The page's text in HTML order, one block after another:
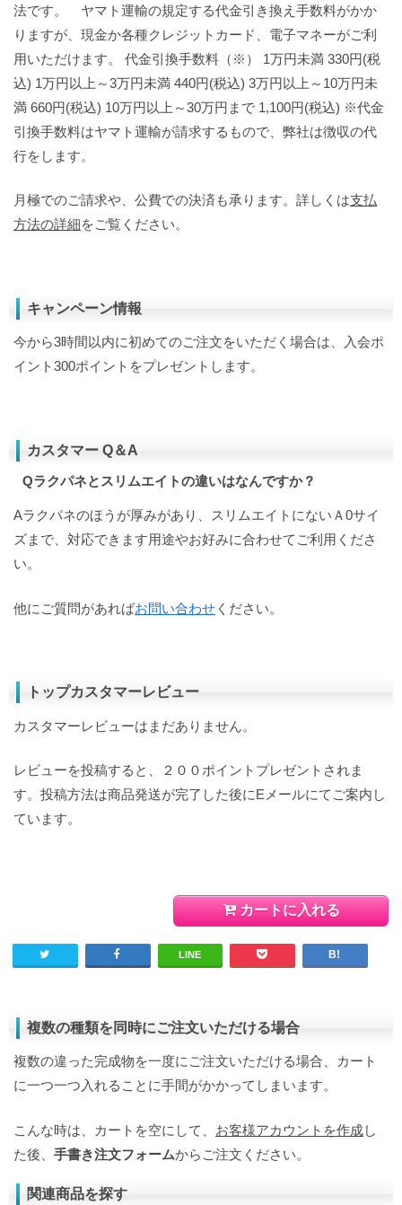
法です。 ヤマト運輸の規定する代金引き換え手数料がかか
りますが、現金か各種クレジットカード、電子マネーがご利
用いただけます。 代金引換手数料（※） 1万円未満 330円(税
込) 1万円以上～3万円未満 440円(税込) 3万円以上～10万円未
満 660円(税込) 10万円以上～30万円まで 1,100円(税込) ※代金
引換手数料はヤマト運輸が請求するもので、弊社は徴収の代
行をします。
月極でのご請求や、公費での決済も承ります。詳しくは支払
方法の詳細をご覧ください。
キャンペーン情報
今から3時間以内に初めてのご注文をいただく場合は、入会ポ
イント300ポイントをプレゼントします。
カスタマー Q＆A
Qラクパネとスリムエイトの違いはなんですか？
Aラクパネのほうが厚みがあり、スリムエイトにないＡ0サイ
ズまで、対応できます用途やお好みに合わせてご利用くださ
い。
他にご質問があればお問い合わせ ください。
トップカスタマーレビュー
カスタマーレビューはまだありません。
レビューを投稿すると、２００ポイントプレゼントされま
す。投稿方法は商品発送が完了した後にEメールにてご案内し
ています。
カートに入れる
LINE
複数の種類を同時にご注文いただける場合
複数の違った完成物を一度にご注文いただける場合、カート
に一つ一つ入れることに手間がかかってしまいます。
こんな時は、カートを空にして、 お客様アカウントを作成し
た後、 手書き注文フォームからご注文ください。
関連商品を探す